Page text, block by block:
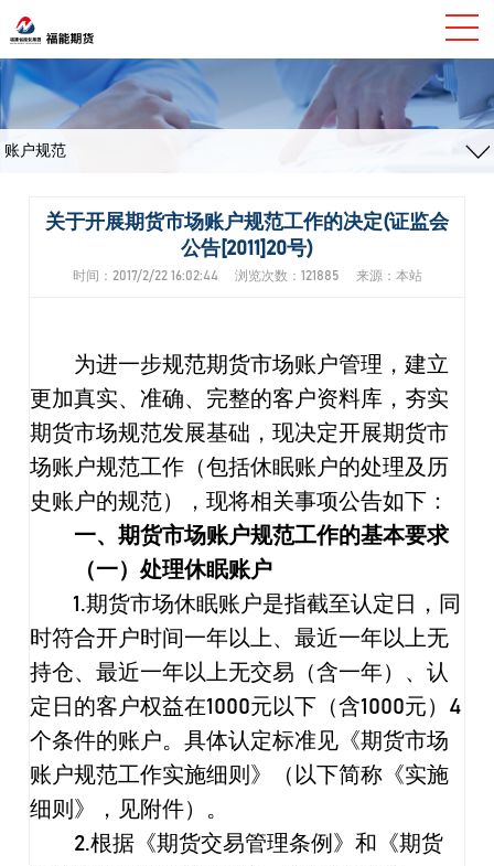
账户规范
关于开展期货市场账户规范工作的决定(证监会
公告[2011]20号)
时间：2017/2/22 16:02:44 浏览次数：121885 来源：本站
为进一步规范期货市场账户管理，建立
更加真实、准确、完整的客户资料库，夯实
期货市场规范发展基础，现决定开展期货市
场账户规范工作（包括休眠账户的处理及历
史账户的规范），现将相关事项公告如下：
一、期货市场账户规范工作的基本要求
（一）处理休眠账户
1.期货市场休眠账户是指截至认定日，同
时符合开户时间一年以上、最近一年以上无
持仓、最近一年以上无交易（含一年）、认
定日的客户权益在1000元以下（含1000元） 4
个条件的账户。具体认定标准见《期货市场
账户规范工作实施细则》（以下简称《实施
细则》，见附件）。
2.根据《期货交易管理条例》和《期货